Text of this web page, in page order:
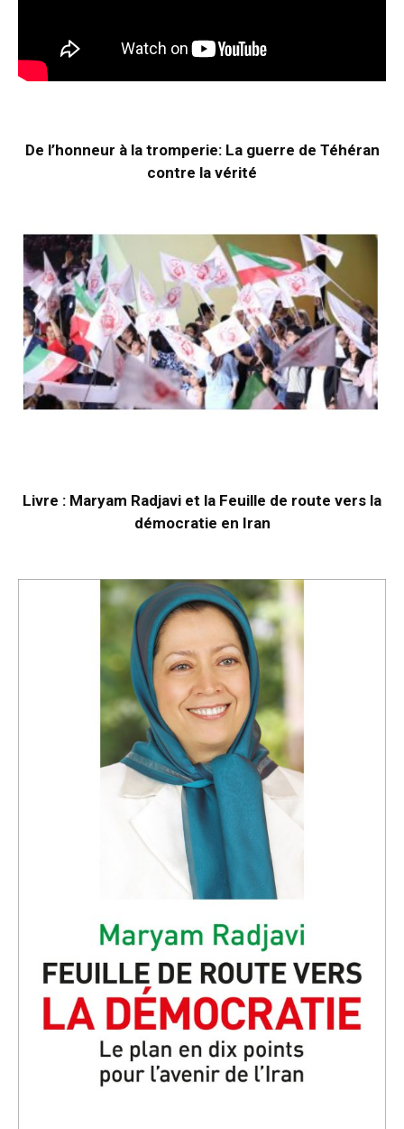
De l’honneur à la tromperie: La guerre de Téhéran
contre la vérité
Livre : Maryam Radjavi et la Feuille de route vers la
démocratie en Iran